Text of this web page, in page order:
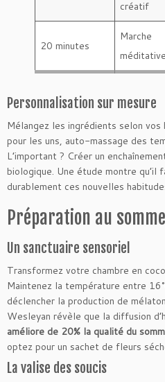
créatif
20 minutes
Marche
méditative
Personnalisation sur mesure
Mélangez les ingrédients selon
pour les uns, auto-massage des
L’important ? Créer un
biologique. Une étude montre qu’il
durablement ces nouvelles
Préparation au
Un sanctuaire sensoriel
Transformez votre chambre en
Maintenez la température entre
déclencher la production de
Wesleyan révèle que la diffusion
améliore de 20% la qualité du
optez pour un sachet de fleurs
La valise des soucis